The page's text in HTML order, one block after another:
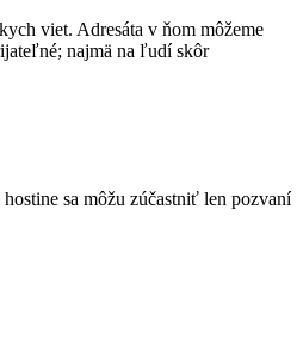
viet. Adresáta v ňom môžeme
najmä na ľudí skôr
sa môžu zúčastniť len pozvaní